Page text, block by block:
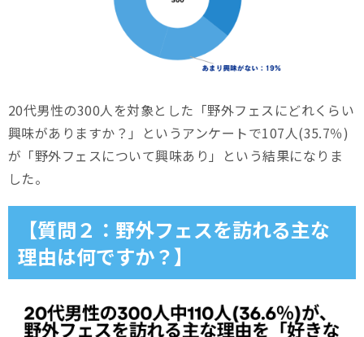
20代男性の300人を対象とした「野外フェスにどれくらい
興味がありますか？」というアンケートで107人(35.7％)
が「野外フェスについて興味あり」という結果になりま
した。
【質問２：野外フェスを訪れる主な
理由は何ですか？】